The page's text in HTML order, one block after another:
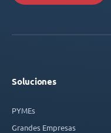
Soluciones
PYMEs
Grandes Empresas